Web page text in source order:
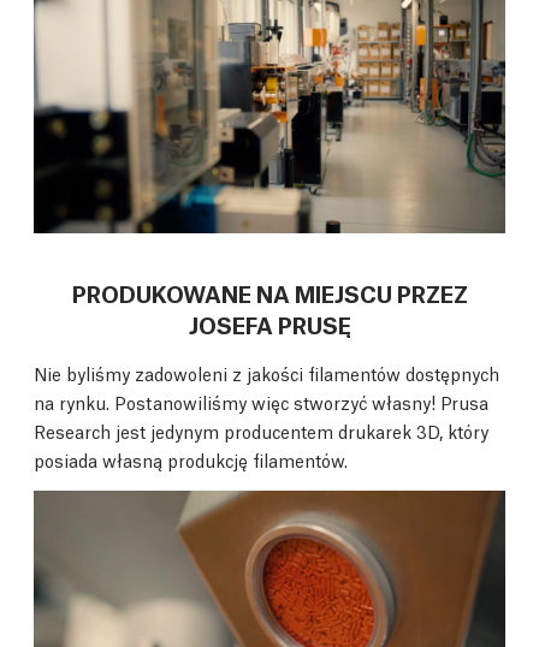
PRODUKOWANE NA MIEJSCU PRZEZ
JOSEFA PRUSĘ
Nie byliśmy zadowoleni z jakości filamentów dostępnych
na rynku. Postanowiliśmy więc stworzyć własny! Prusa
Research jest jedynym producentem drukarek 3D, który
posiada własną produkcję filamentów.